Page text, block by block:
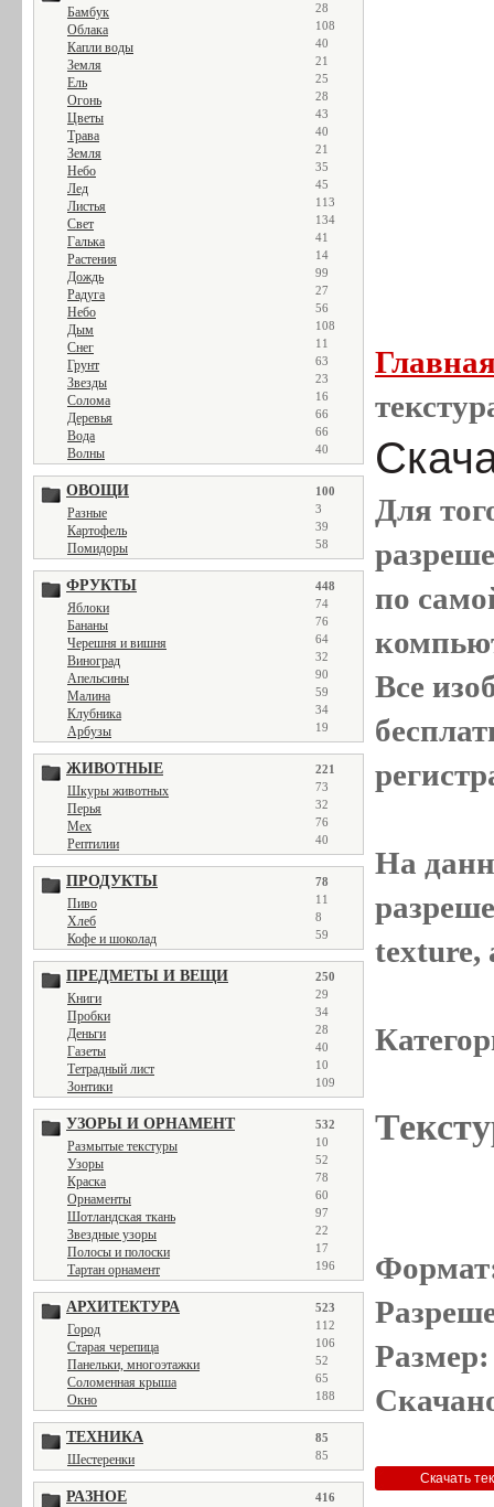
Бамбук 28
Облака 108
Капли воды 40
Земля 21
Ель 25
Огонь 28
Цветы 43
Трава 40
Земля 21
Небо 35
Лед 45
Листья 113
Свет 134
Галька 41
Растения 14
Дождь 99
Радуга 27
Небо 56
Дым 108
Снег 11
Грунт 63
Звезды 23
Солома 16
Деревья 66
Вода 66
Волны 40
ОВОЩИ 100
Разные 3
Картофель 39
Помидоры 58
ФРУКТЫ 448
Яблоки 74
Бананы 76
Черешня и вишня 64
Виноград 32
Апельсины 90
Малина 59
Клубника 34
Арбузы 19
ЖИВОТНЫЕ 221
Шкуры животных 73
Перья 32
Мех 76
Рептилии 40
ПРОДУКТЫ 78
Пиво 11
Хлеб 8
Кофе и шоколад 59
ПРЕДМЕТЫ И ВЕЩИ 250
Книги 29
Пробки 34
Деньги 28
Газеты 40
Тетрадный лист 10
Зонтики 109
УЗОРЫ И ОРНАМЕНТ 532
Размытые текстуры 10
Узоры 52
Краска 78
Орнаменты 60
Шотландская ткань 97
Звездные узоры 22
Полосы и полоски 17
Тартан орнамент 196
АРХИТЕКТУРА 523
Город 112
Старая черепица 106
Панельки, многоэтажки 52
Соломенная крыша 65
Окно 188
ТЕХНИКА 85
Шестеренки 85
РАЗНОЕ 416
Для
по
Все
На
texture,